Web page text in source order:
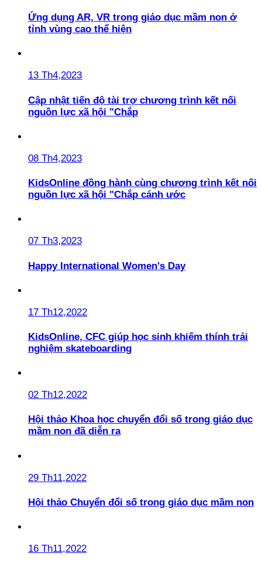
Ứng dụng AR, VR trong giáo dục mầm non ở
tỉnh vùng cao thể hiện
13 Th4,2023
Cập nhật tiến độ tài trợ chương trình kết nối
nguồn lực xã hội "Chắp
08 Th4,2023
KidsOnline đồng hành cùng chương trình kết nối
nguồn lực xã hội "Chắp cánh ước
07 Th3,2023
Happy International Women's Day
17 Th12,2022
KidsOnline, CFC giúp học sinh khiếm thính trải
nghiệm skateboarding
02 Th12,2022
Hội thảo Khoa học chuyển đổi số trong giáo dục
mầm non đã diễn ra
29 Th11,2022
Hội thảo Chuyển đổi số trong giáo dục mầm non
16 Th11,2022